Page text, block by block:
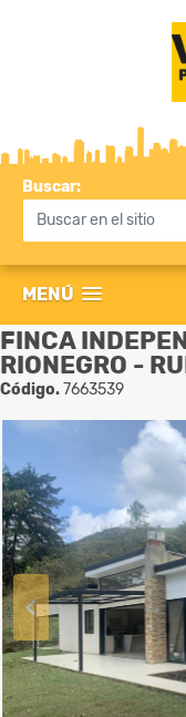
Buscar:
MENÚ
FINCA
RIONEGRO -
Código.7663539